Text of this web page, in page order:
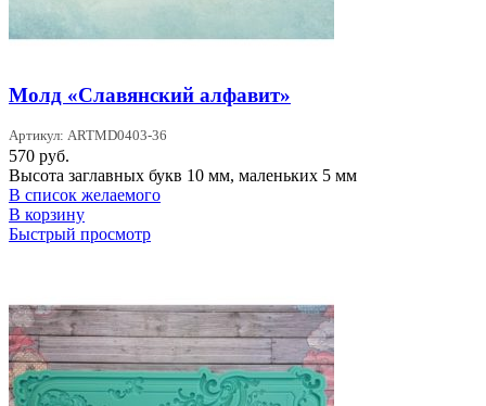
Молд «Славянский алфавит»
Артикул: ARTMD0403-36
570 руб.
Высота заглавных букв 10 мм, маленьких 5 мм
В список желаемого
В корзину
Быстрый просмотр